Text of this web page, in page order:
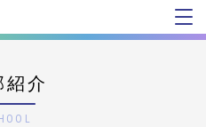
紹介